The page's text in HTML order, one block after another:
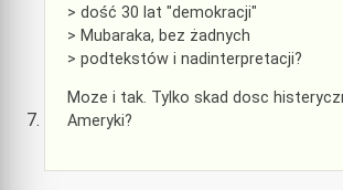
> dość 30 lat "demokracji"
> Mubaraka, bez żadnych
> podtekstów i nadinterpretacji?
Moze i tak. Tylko skad dosc
Ameryki?